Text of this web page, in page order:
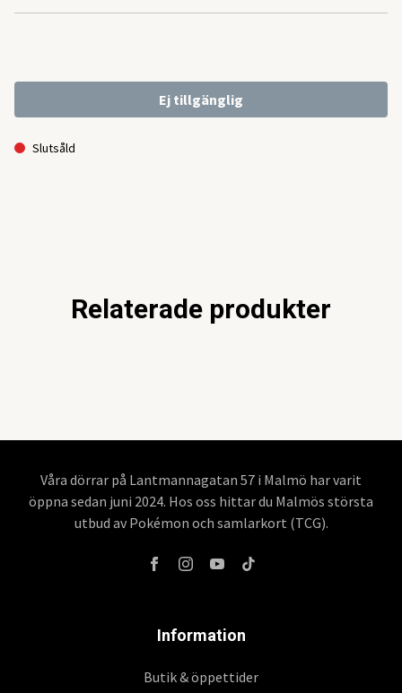
Ej tillgänglig
Slutsåld
Relaterade produkter
Våra dörrar på Lantmannagatan 57 i Malmö har varit
öppna sedan juni 2024. Hos oss hittar du Malmös största
utbud av Pokémon och samlarkort (TCG).
Information
Butik & öppettider